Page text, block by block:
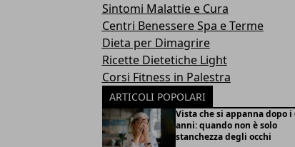
Sintomi Malattie e Cura
Centri Benessere Spa e Terme
Dieta per Dimagrire
Ricette Dietetiche Light
Corsi Fitness in Palestra
ARTICOLI POPOLARI
Vista che si appanna dopo i
anni: quando non è solo
stanchezza degli occhi